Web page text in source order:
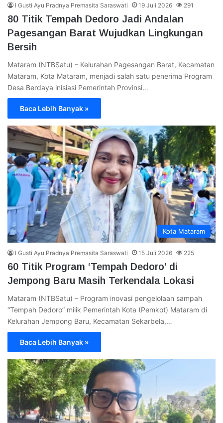
I Gusti Ayu Pradnya Premasita Saraswati 19 Juli 2026 291
80 Titik Tempah Dedoro Jadi Andalan
Pagesangan Barat Wujudkan Lingkungan
Bersih
Mataram (NTBSatu) – Kelurahan Pagesangan Barat, Kecamatan
Mataram, Kota Mataram, menjadi salah satu penerima Program
Desa Berdaya inisiasi Pemerintah Provinsi…
Baca Lebih Banyak »
Kota Mataram
I Gusti Ayu Pradnya Premasita Saraswati 15 Juli 2026 225
60 Titik Program ‘Tempah Dedoro’ di
Jempong Baru Masih Terkendala Lokasi
Mataram (NTBSatu) – Program inovasi pengelolaan sampah
“Tempah Dedoro” milik Pemerintah Kota (Pemkot) Mataram di
Kelurahan Jempong Baru, Kecamatan Sekarbela,…
Baca Lebih Banyak »